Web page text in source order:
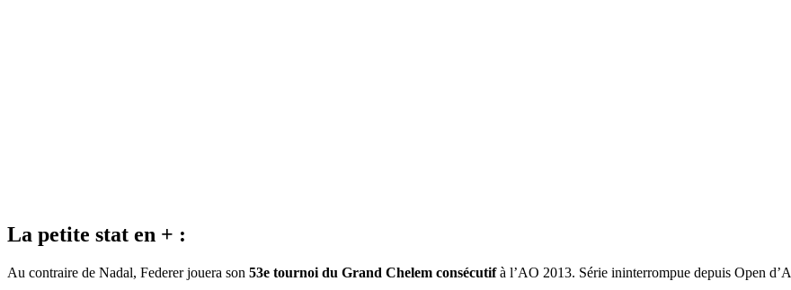
La petite stat en + :
Au contraire de Nadal, Federer jouera son 53e tournoi du Grand Chelem consécutifà l’AO 2013. Série ininterrompue depuis Open